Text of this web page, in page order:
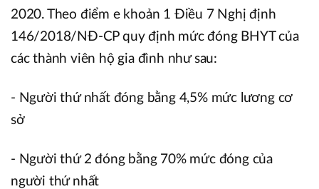
2020. Theo điểm e khoản 1 Điều 7 Nghị định
146/2018/NĐ-CP quy định mức đóng BHYT của
các thành viên hộ gia đình như sau:
- Người thứ nhất đóng bằng 4,5% mức lương cơ
sở
- Người thứ 2 đóng bằng 70% mức đóng của
người thứ nhất